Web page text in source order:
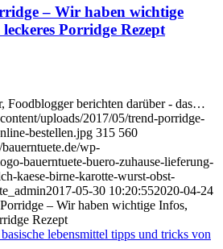
– Wir haben wichtige
Porridge Rezept
Foodblogger berichten darüber - das…
uploads/2017/05/trend-porridge-
bestellen.jpg 315 560
wp-
bauerntuete-buero-zuhause-lieferung-
kaese-birne-karotte-wurst-obst-
2017-05-30 10:20:552020-04-24
– Wir haben wichtige Infos,
Rezept